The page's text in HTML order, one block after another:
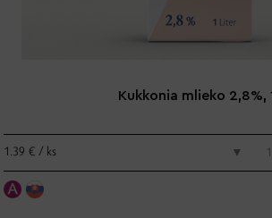
Kukkonia mlieko 2,8%, 1
1.39 € / ks ▼